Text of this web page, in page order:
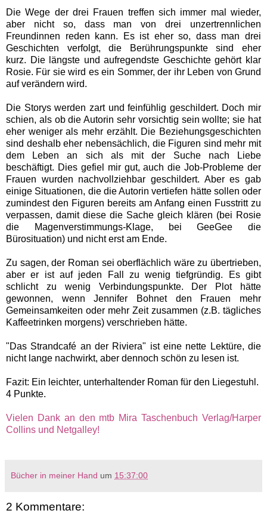
Die Wege der drei Frauen treffen sich immer mal wieder,
aber nicht so, dass man von drei unzertrennlichen
Freundinnen reden kann. Es ist eher so, dass man drei
Geschichten verfolgt, die Berührungspunkte sind eher
kurz. Die längste und aufregendste Geschichte gehört klar
Rosie. Für sie wird es ein Sommer, der ihr Leben von Grund
auf verändern wird.
Die Storys werden zart und feinfühlig geschildert. Doch mir
schien, als ob die Autorin sehr vorsichtig sein wollte; sie hat
eher weniger als mehr erzählt. Die Beziehungsgeschichten
sind deshalb eher nebensächlich, die Figuren sind mehr mit
dem Leben an sich als mit der Suche nach Liebe
beschäftigt. Dies gefiel mir gut, auch die Job-Probleme der
Frauen wurden nachvollziehbar geschildert. Aber es gab
einige Situationen, die die Autorin vertiefen hätte sollen oder
zumindest den Figuren bereits am Anfang einen Fusstritt zu
verpassen, damit diese die Sache gleich klären (bei Rosie
die Magenverstimmungs-Klage, bei GeeGee die
Bürosituation) und nicht erst am Ende.
Zu sagen, der Roman sei oberflächlich wäre zu übertrieben,
aber er ist auf jeden Fall zu wenig tiefgründig. Es gibt
schlicht zu wenig Verbindungspunkte. Der Plot hätte
gewonnen, wenn Jennifer Bohnet den Frauen mehr
Gemeinsamkeiten oder mehr Zeit zusammen (z.B. tägliches
Kaffeetrinken morgens) verschrieben hätte.
"Das Strandcafé an der Riviera" ist eine nette Lektüre, die
nicht lange nachwirkt, aber dennoch schön zu lesen ist.
Fazit: Ein leichter, unterhaltender Roman für den Liegestuhl.
4 Punkte.
Vielen Dank an den mtb Mira Taschenbuch Verlag/Harper
Collins und Netgalley!
Bücher in meiner Hand um 15:37:00
2 Kommentare: